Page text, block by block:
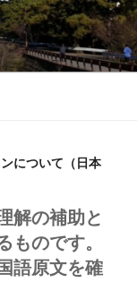
について（日本
解の補助と
ものです。
語原文を確